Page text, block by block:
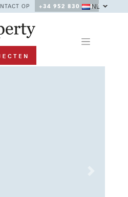
OP
+34 952 830 378 /
NL